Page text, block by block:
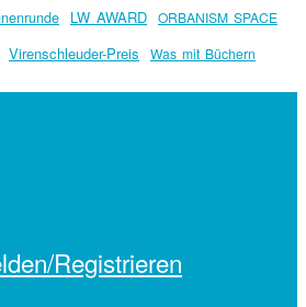
LW AWARD ORBANISM SPACE
Virenschleuder-Preis Was mit Büchern
Registrieren